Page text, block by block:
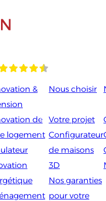
&
de
logement
Nous choisir
Votre projet
Configurateur
de maisons
3D
Nos garanties
pour votre